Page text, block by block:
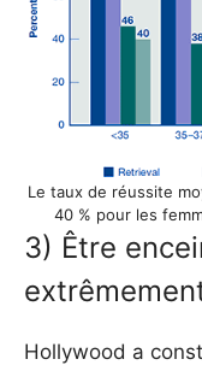
Le taux de réussite
40 % pour les
3) Être
Hollywood a